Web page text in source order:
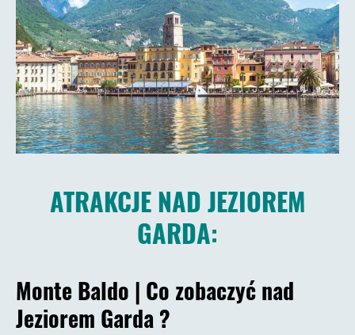
ATRAKCJE NAD JEZIOREM
GARDA:
Monte Baldo | Co zobaczyć nad
Jeziorem Garda ?